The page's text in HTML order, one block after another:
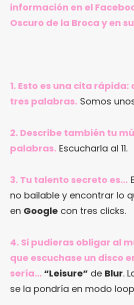
información en el
Oscuro de la Broca y en
1. Esto es una cita
tres palabras. Somos
2. Describe también tu
palabras. Escucharla al 11.
3. Tu talento secreto es…
no bailable y encontrar lo
en Google con tres clicks.
4. Si pudieras obligar al
que escuchase un disco
sería… “Leisure” de Blur.
se la pondría en modo